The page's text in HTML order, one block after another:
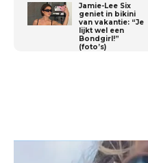
Jamie-Lee Six
geniet in bikini
van vakantie: “Je
lijkt wel een
Bondgirl!”
(foto’s)